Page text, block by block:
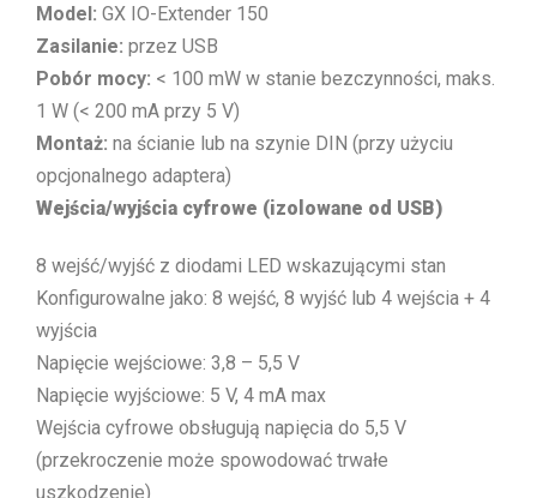
Model: GX IO-Extender 150
Zasilanie: przez USB
Pobór mocy: < 100 mW w stanie bezczynności, maks.
1 W (< 200 mA przy 5 V)
Montaż: na ścianie lub na szynie DIN (przy użyciu
opcjonalnego adaptera)
Wejścia/wyjścia cyfrowe (izolowane od USB)
8 wejść/wyjść z diodami LED wskazującymi stan
Konfigurowalne jako: 8 wejść, 8 wyjść lub 4 wejścia + 4
wyjścia
Napięcie wejściowe: 3,8 – 5,5 V
Napięcie wyjściowe: 5 V, 4 mA max
Wejścia cyfrowe obsługują napięcia do 5,5 V
(przekroczenie może spowodować trwałe
uszkodzenie)